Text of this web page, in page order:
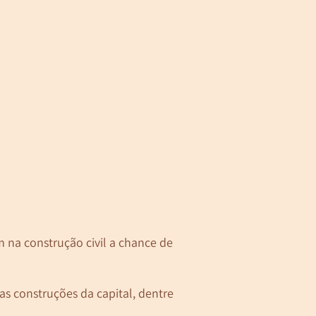
na construção civil a chance de
construções da capital, dentre